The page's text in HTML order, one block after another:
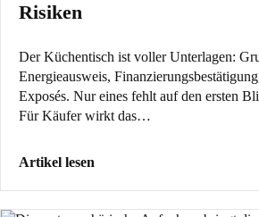
Risiken
Der Küchentisch ist voller Unterlagen:
Energieausweis,
Exposés. Nur eines fehlt auf den ersten
Für Käufer wirkt das…
Artikel lesen